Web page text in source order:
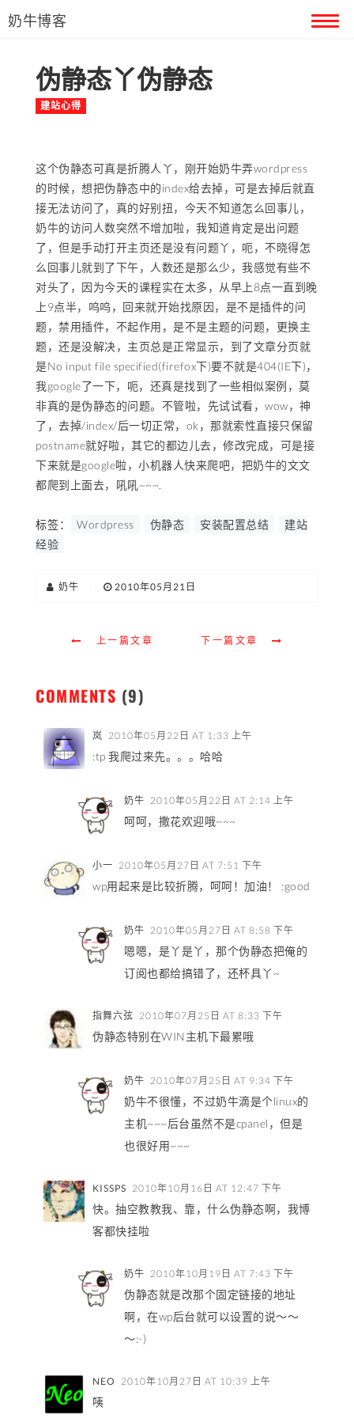
奶牛博客
首页
伪静态丫伪静态
建站心得
这个伪静态可真是折腾人丫，刚开始奶牛弄wordpress
的时候，想把伪静态中的index给去掉，可是去掉后就直
接无法访问了，真的好别扭，今天不知道怎么回事儿，
奶牛的访问人数突然不增加啦，我知道肯定是出问题
了，但是手动打开主页还是没有问题丫，呃，不晓得怎
么回事儿就到了下午，人数还是那么少，我感觉有些不
对头了，因为今天的课程实在太多，从早上8点一直到晚
上9点半，呜呜，回来就开始找原因，是不是插件的问
题，禁用插件，不起作用，是不是主题的问题，更换主
题，还是没解决，主页总是正常显示，到了文章分页就
是No input file specified(firefox下)要不就是404(IE下)，
我google了一下，呃，还真是找到了一些相似案例，莫
非真的是伪静态的问题。不管啦，先试试看，wow，神
了，去掉/index/后一切正常，ok，那就索性直接只保留
postname就好啦，其它的都边儿去，修改完成，可是接
下来就是google啦，小机器人快来爬吧，把奶牛的文文
都爬到上面去，吼吼~~~.
标签： Wordpress 伪静态 安装配置总结
建站
经验
奶牛 2010年05月21日
上一篇文章 下一篇文章
COMMENTS (9)
岚 2010年05月22日 AT 1:33 上午
:tp 我爬过来先。。。哈哈
奶牛 2010年05月22日 AT 2:14 上午
呵呵，撒花欢迎哦~~~
小一 2010年05月27日 AT 7:51 下午
wp用起来是比较折腾，呵呵！加油！ :good
奶牛 2010年05月27日 AT 8:58 下午
嗯嗯，是丫是丫，那个伪静态把俺的
订阅也都给搞错了，还杯具丫~
指舞六弦 2010年07月25日 AT 8:33 下午
伪静态特别在WIN主机下最累哦
奶牛 2010年07月25日 AT 9:34 下午
奶牛不很懂，不过奶牛滴是个linux的
主机~~~后台虽然不是cpanel，但是
也很好用~~~
KISSPS 2010年10月16日 AT 12:47 下午
快。抽空教教我、靠，什么伪静态啊，我博
客都快挂啦
奶牛 2010年10月19日 AT 7:43 下午
伪静态就是改那个固定链接的地址
啊，在wp后台就可以设置的说～～
～:-)
NEO 2010年10月27日 AT 10:39 上午
咦